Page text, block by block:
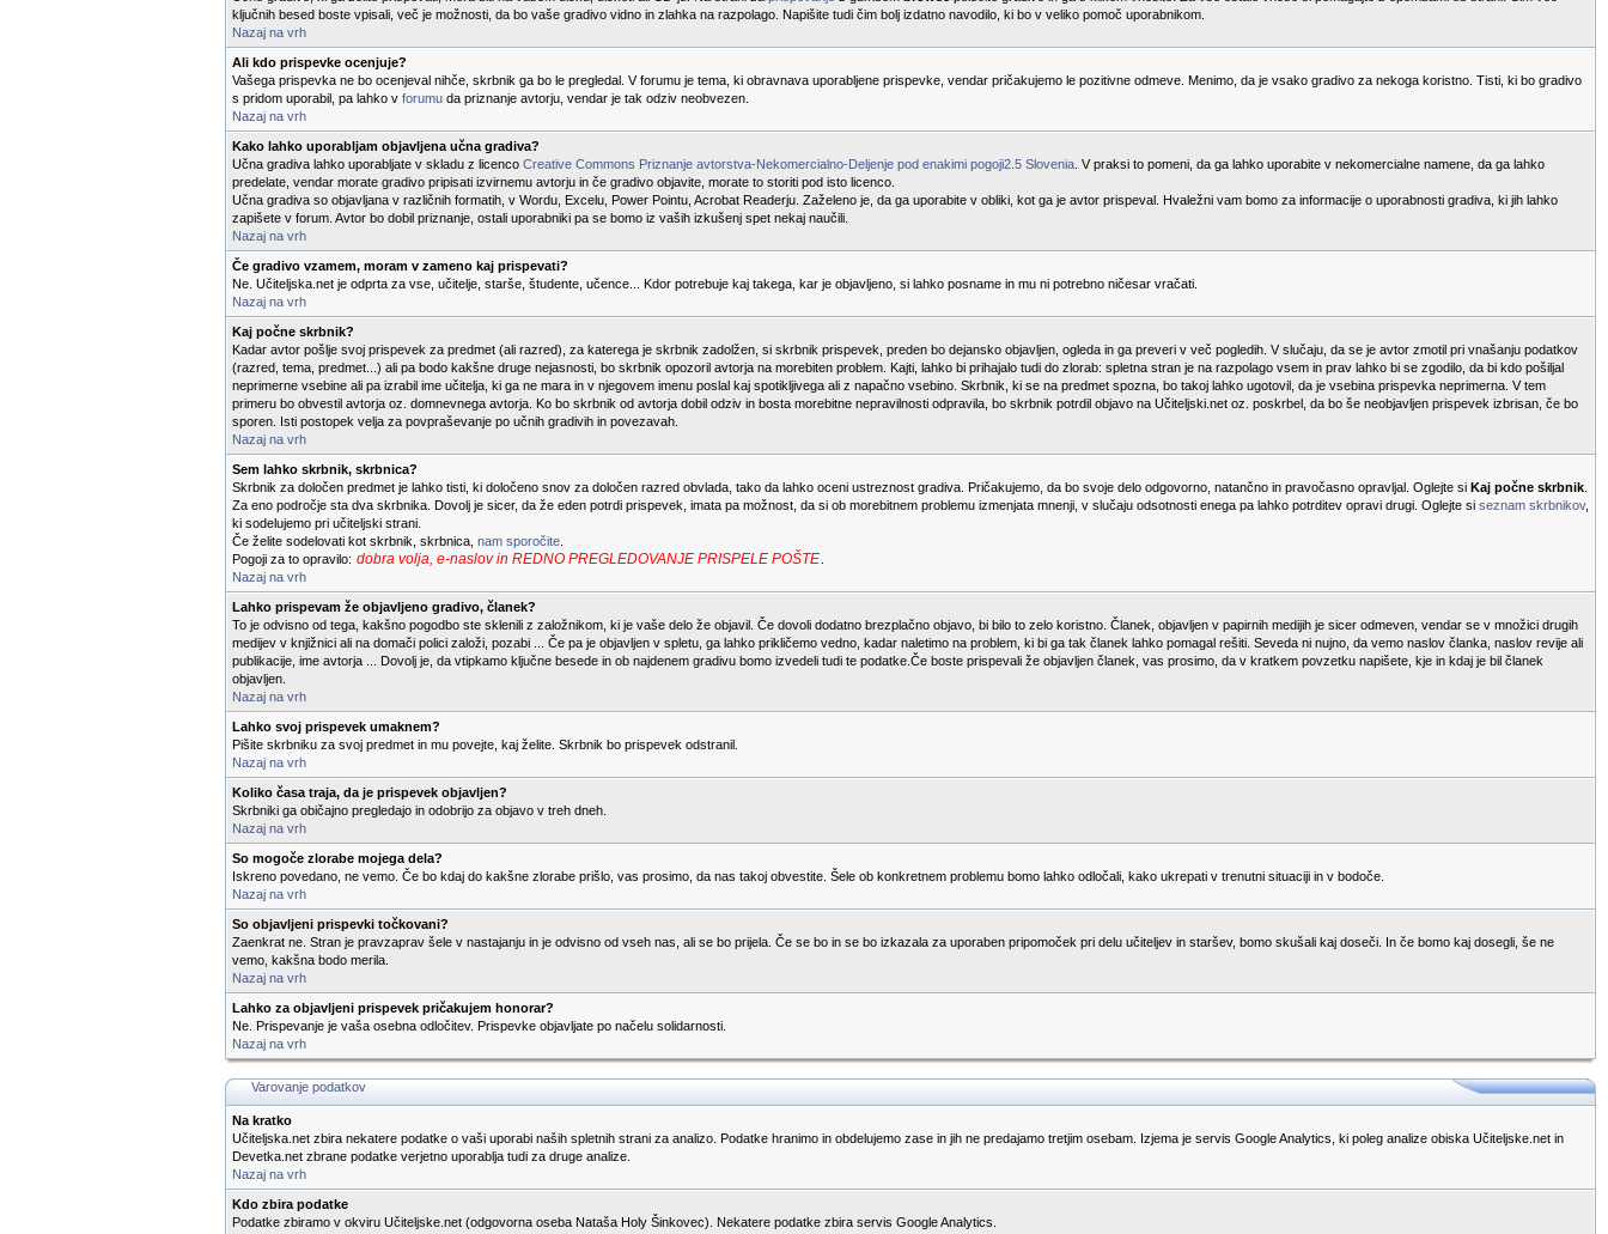
ključnih besed boste vpisali, več je možnosti, da bo vaše gradivo vidno in zlahka na razpolago. Napišite tudi čim bolj izdatno navodilo, ki bo v veliko pomoč uporabnikom.
Nazaj na vrh
Ali kdo prispevke ocenjuje?
Vašega prispevka ne bo ocenjeval nihče, skrbnik ga bo le pregledal. V forumu je tema, ki obravnava uporabljene prispevke, vendar pričakujemo le pozitivne odmeve. Menimo, da je vsako gradivo za nekoga koristno. Tisti, ki bo gradivo
s pridom uporabil, pa lahko v forumu da priznanje avtorju, vendar je tak odziv neobvezen.
Nazaj na vrh
Kako lahko uporabljam objavljena učna gradiva?
Učna gradiva lahko uporabljate v skladu z licenco Creative Commons Priznanje avtorstva-Nekomercialno-Deljenje pod enakimi pogoji2.5 Slovenia . V praksi to pomeni, da ga lahko uporabite v nekomercialne namene, da ga lahko
predelate, vendar morate gradivo pripisati izvirnemu avtorju in če gradivo objavite, morate to storiti pod isto licenco.
Učna gradiva so objavljana v različnih formatih, v Wordu, Excelu, Power Pointu, Acrobat Readerju. Zaželeno je, da ga uporabite v obliki, kot ga je avtor prispeval. Hvaležni vam bomo za informacije o uporabnosti gradiva, ki jih lahko
zapišete v forum. Avtor bo dobil priznanje, ostali uporabniki pa se bomo iz vaših izkušenj spet nekaj naučili.
Nazaj na vrh
Če gradivo vzamem, moram v zameno kaj prispevati?
Ne. Učiteljska.net je odprta za vse, učitelje, starše, študente, učence... Kdor potrebuje kaj takega, kar je objavljeno, si lahko posname in mu ni potrebno ničesar vračati.
Nazaj na vrh
Kaj počne skrbnik?
Kadar avtor pošlje svoj prispevek za predmet (ali razred), za katerega je skrbnik zadolžen, si skrbnik prispevek, preden bo dejansko objavljen, ogleda in ga preveri v več pogledih. V slučaju, da se je avtor zmotil pri vnašanju podatkov
(razred, tema, predmet...) ali pa bodo kakšne druge nejasnosti, bo skrbnik opozoril avtorja na morebiten problem. Kajti, lahko bi prihajalo tudi do zlorab: spletna stran je na razpolago vsem in prav lahko bi se zgodilo, da bi kdo pošiljal
neprimerne vsebine ali pa izrabil ime učitelja, ki ga ne mara in v njegovem imenu poslal kaj spotikljivega ali z napačno vsebino. Skrbnik, ki se na predmet spozna, bo takoj lahko ugotovil, da je vsebina prispevka neprimerna. V tem
primeru bo obvestil avtorja oz. domnevnega avtorja. Ko bo skrbnik od avtorja dobil odziv in bosta morebitne nepravilnosti odpravila, bo skrbnik potrdil objavo na Učiteljski.net oz. poskrbel, da bo še neobjavljen prispevek izbrisan, če bo
sporen. Isti postopek velja za povpraševanje po učnih gradivih in povezavah.
Nazaj na vrh
Sem lahko skrbnik, skrbnica?
Skrbnik za določen predmet je lahko tisti, ki določeno snov za določen razred obvlada, tako da lahko oceni ustreznost gradiva. Pričakujemo, da bo svoje delo odgovorno, natančno in pravočasno opravljal. Oglejte si Kaj počne skrbnik
Za eno področje sta dva skrbnika. Dovolj je sicer, da že eden potrdi prispevek, imata pa možnost, da si ob morebitnem problemu izmenjata mnenji, v slučaju odsotnosti enega pa lahko potrditev opravi drugi. Oglejte si seznam skrbnikov,
ki sodelujemo pri učiteljski strani.
Če želite sodelovati kot skrbnik, skrbnica, nam sporočite
Pogoji za to opravilo: dobra volja, e-naslov in REDNO PREGLEDOVANJE PRISPELE POŠTE
Nazaj na vrh
Lahko prispevam že objavljeno gradivo, članek?
To je odvisno od tega, kakšno pogodbo ste sklenili z založnikom, ki je vaše delo že objavil. Če dovoli dodatno brezplačno objavo, bi bilo to zelo koristno. Članek, objavljen v papirnih medijih je sicer odmeven, vendar se v množici drugih
medijev v knjižnici ali na domači polici založi, pozabi ... Če pa je objavljen v spletu, ga lahko prikličemo vedno, kadar naletimo na problem, ki bi ga tak članek lahko pomagal rešiti. Seveda ni nujno, da vemo naslov članka, naslov revije ali
publikacije, ime avtorja ... Dovolj je, da vtipkamo ključne besede in ob najdenem gradivu bomo izvedeli tudi te podatke.Če boste prispevali že objavljen članek, vas prosimo, da v kratkem povzetku napišete, kje in kdaj je bil članek
objavljen.
Nazaj na vrh
Lahko svoj prispevek umaknem?
Pišite skrbniku za svoj predmet in mu povejte, kaj želite. Skrbnik bo prispevek odstranil.
Nazaj na vrh
Koliko časa traja, da je prispevek objavljen?
Skrbniki ga običajno pregledajo in odobrijo za objavo v treh dneh.
Nazaj na vrh
So mogoče zlorabe mojega dela?
Iskreno povedano, ne vemo. Če bo kdaj do kakšne zlorabe prišlo, vas prosimo, da nas takoj obvestite. Šele ob konkretnem problemu bomo lahko odločali, kako ukrepati v trenutni situaciji in v bodoče.
Nazaj na vrh
So objavljeni prispevki točkovani?
Zaenkrat ne. Stran je pravzaprav šele v nastajanju in je odvisno od vseh nas, ali se bo prijela. Če se bo in se bo izkazala za uporaben pripomoček pri delu učiteljev in staršev, bomo skušali kaj doseči. In če bomo kaj dosegli, še ne
vemo, kakšna bodo merila.
Nazaj na vrh
Lahko za objavljeni prispevek pričakujem honorar?
Ne. Prispevanje je vaša osebna odločitev. Prispevke objavljate po načelu solidarnosti.
Nazaj na vrh
Varovanje podatkov
Na kratko
Učiteljska.net zbira nekatere podatke o vaši uporabi naših spletnih strani za analizo. Podatke hranimo in obdelujemo zase in jih ne predajamo tretjim osebam. Izjema je servis Google Analytics, ki poleg analize obiska Učiteljske.net in
Devetka.net zbrane podatke verjetno uporablja tudi za druge analize.
Nazaj na vrh
Kdo zbira podatke
Podatke zbiramo v okviru Učiteljske.net (odgovorna oseba Nataša Holy Šinkovec). Nekatere podatke zbira servis Google Analytics.